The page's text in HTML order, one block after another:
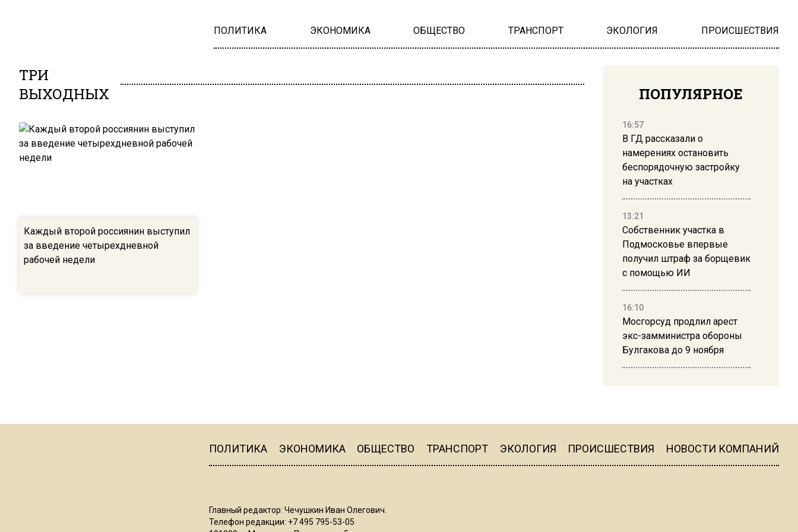
ПОЛИТИКА ЭКОНОМИКА ОБЩЕСТВО ТРАНСПОРТ ЭКОЛОГИЯ ПРОИСШЕСТВИЯ
ТРИ
ВЫХОДНЫХ
Каждый второй россиянин выступил
за введение четырехдневной
рабочей недели
ПОПУЛЯРНОЕ
16:57
В ГД рассказали о
намерениях остановить
беспорядочную застройку
на участках
13:21
Собственник участка в
Подмосковье впервые
получил штраф за борщевик
с помощью ИИ
16:10
Мосгорсуд продлил арест
экс-замминистра обороны
Булгакова до 9 ноября
16:19
ПОЛИТИКА ЭКОНОМИКА ОБЩЕСТВО ТРАНСПОРТ ЭКОЛОГИЯ ПРОИСШЕСТВИЯ НОВОСТИ КОМПАНИЙ
Главный редактор: Чечушкин Иван Олегович.
Телефон редакции: +7 495 795-53-05